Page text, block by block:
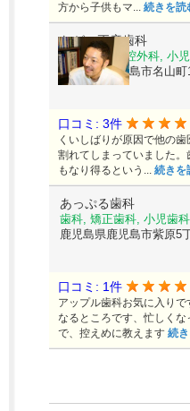
方から子供もマ... 続きを読
ながい正彦歯科
歯科, 歯科口腔外科, 小
鹿児島県鹿児島市名山町
口コミ: 3件
くいしばりが原因で他の
割れてしまっていました
もなり得るという... 続きを
あっぷる歯科
歯科, 矯正歯科, 小児歯科
鹿児島県鹿児島市紫原5
口コミ: 1件
アップル歯科お気に入り
なるところです、忙しく
で、控えめに教えます 続